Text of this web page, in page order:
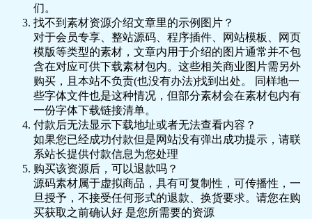
🎵 33.你真有自知之明吗.mp3
🎵 34.别给事物贴标签.mp3
🎵 35.生活和工作中才是最好的修行场
所.mp3
🎵 36.知识和见识，是两回事.mp3
📄 37.不走捷径，就是最大的捷径.MP3
🎵 38.不局限自己.mp3
🎵 39.何时该杀生成仁，何时该委曲求
全.mp3
🎵 40.高者蔽于见闻；卑者昏于嗜欲.mp3
📄 41.你若强大，世上就没有规则；你若不
强，处处都是规则.MP3
🎵 42.不做道德攻击，因为这都是弱者的表
现.mp3
们。
找不到素材资源介绍文章里的示例图片？
对于会员专享、整站源码、程序插件、网站模板、网页
模版等类型的素材，文章内用于介绍的图片通常并不包
含在对应可供下载素材包内。这些相关商业图片需另外
购买，且本站不负责(也没有办法)找到出处。 同样地一
些字体文件也是这种情况，但部分素材会在素材包内有
一份字体下载链接清单。
付款后无法显示下载地址或者无法查看内容？
如果您已经成功付款但是网站没有弹出成功提示，请联
系站长提供付款信息为您处理
购买该资源后，可以退款吗？
源码素材属于虚拟商品，具有可复制性，可传播性，一
旦授予，不接受任何形式的退款、换货要求。请您在购
买获取之前确认好 是您所需要的资源